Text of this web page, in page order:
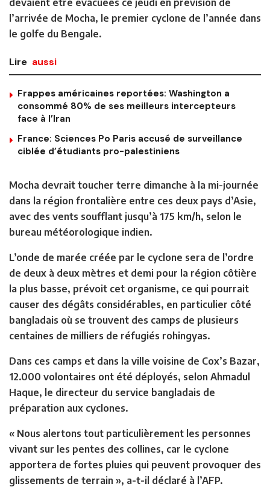
l’arrivée de Mocha, le premier cyclone de l’année dans
le golfe du Bengale.
Lire aussi
Frappes américaines reportées: Washington a
consommé 80% de ses meilleurs intercepteurs
face à l’Iran
France: Sciences Po Paris accusé de surveillance
ciblée d’étudiants pro-palestiniens
Mocha devrait toucher terre dimanche à la mi-journée
dans la région frontalière entre ces deux pays d’Asie,
avec des vents soufflant jusqu’à 175 km/h, selon le
bureau météorologique indien.
L’onde de marée créée par le cyclone sera de l’ordre
de deux à deux mètres et demi pour la région côtière
la plus basse, prévoit cet organisme, ce qui pourrait
causer des dégâts considérables, en particulier côté
bangladais où se trouvent des camps de plusieurs
centaines de milliers de réfugiés rohingyas.
Dans ces camps et dans la ville voisine de Cox’s Bazar,
12.000 volontaires ont été déployés, selon Ahmadul
Haque, le directeur du service bangladais de
préparation aux cyclones.
« Nous alertons tout particulièrement les personnes
vivant sur les pentes des collines, car le cyclone
apportera de fortes pluies qui peuvent provoquer des
glissements de terrain », a-t-il déclaré à l’AFP.